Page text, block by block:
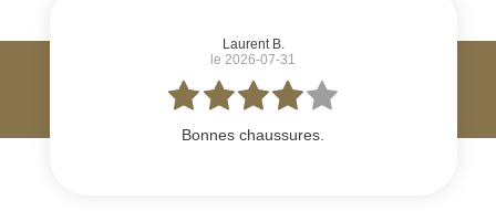
Laurent B.
le 2026-07-31
Bonnes chaussures.